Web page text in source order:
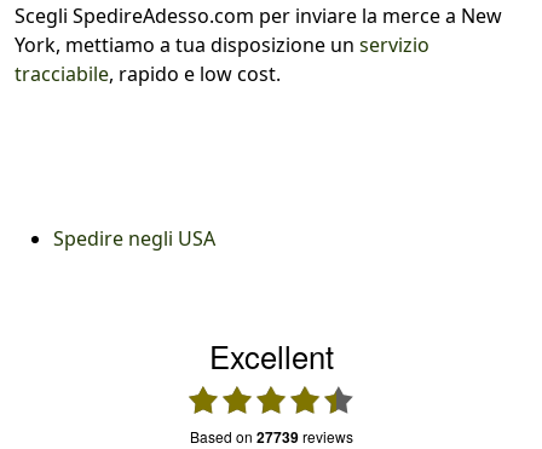
Scegli SpedireAdesso.com per inviare la merce a New
York, mettiamo a tua disposizione un servizio
tracciabile, rapido e low cost.
Spedire negli USA
Excellent
based on 27739reviews